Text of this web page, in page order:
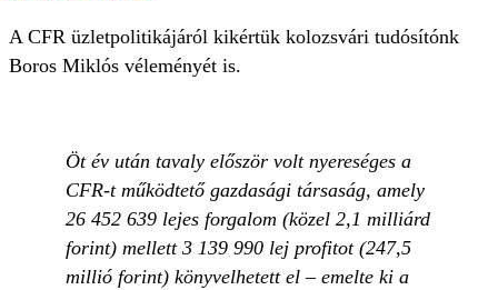
A CFR üzletpolitikájáról kikértük kolozsvári tudósítónk
Boros Miklós véleményét is.
Öt év után tavaly először volt nyereséges a
CFR-t működtető gazdasági társaság, amely
26 452 639 lejes forgalom (közel 2,1 milliárd
forint) mellett 3 139 990 lej profitot (247,5
millió forint) könyvelhetett el – emelte ki a